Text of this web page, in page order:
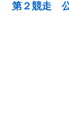
第２競走